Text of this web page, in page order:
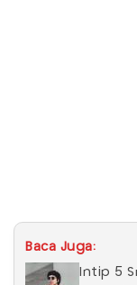
Baca Juga:
Intip 5